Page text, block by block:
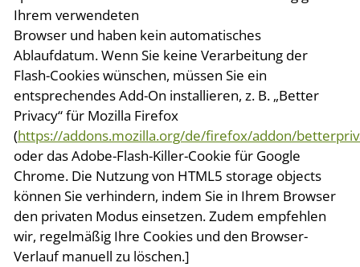
Ihrem verwendeten
Browser und haben kein automatisches
Ablaufdatum. Wenn Sie keine Verarbeitung der
Flash-Cookies wünschen, müssen Sie ein
entsprechendes Add-On installieren, z. B. „Better
Privacy“ für Mozilla Firefox
(https://addons.mozilla.org/de/firefox/addon/
oder das Adobe-Flash-Killer-Cookie für Google
Chrome. Die Nutzung von HTML5 storage objects
können Sie verhindern, indem Sie in Ihrem Browser
den privaten Modus einsetzen. Zudem empfehlen
wir, regelmäßig Ihre Cookies und den Browser-
Verlauf manuell zu löschen.]